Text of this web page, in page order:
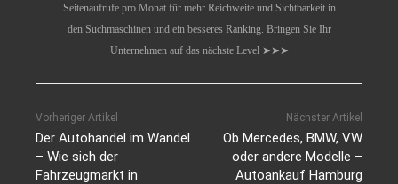
Seitenaufrufe pro Monat für mehr Reichweite und Sichtbarkeit in
den Suchmaschinen und ein besseres Ranking. Bringen Sie Ihr
Unternehmen auf das nächste Level ➤➤➤
Vorheriger Artikel
Der Autohandel im Wandel
– Wie sich der
Fahrzeugmarkt in
Nächster Artikel
Ob Mercedes, BMW, VW
oder andere Modelle –
Autoankauf Hamburg